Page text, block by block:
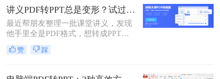
和动态展示效果。那么pdf转ppt怎么
操作呢？本文将介绍五种将PDF转换
为PPT的方法，帮助您轻松完成这一
任务。
讲义PDF转PPT总是变形？试过这几个办法真管用！
最近帮朋友整理一批课堂讲义，发现
他手里全是PDF格式，想转成PPT讲
课用，结果试了好几个工具，不是字
体乱码就是排版错位，气得他差点把
转ppt”这个问题，说到底要看你的
赞 踩